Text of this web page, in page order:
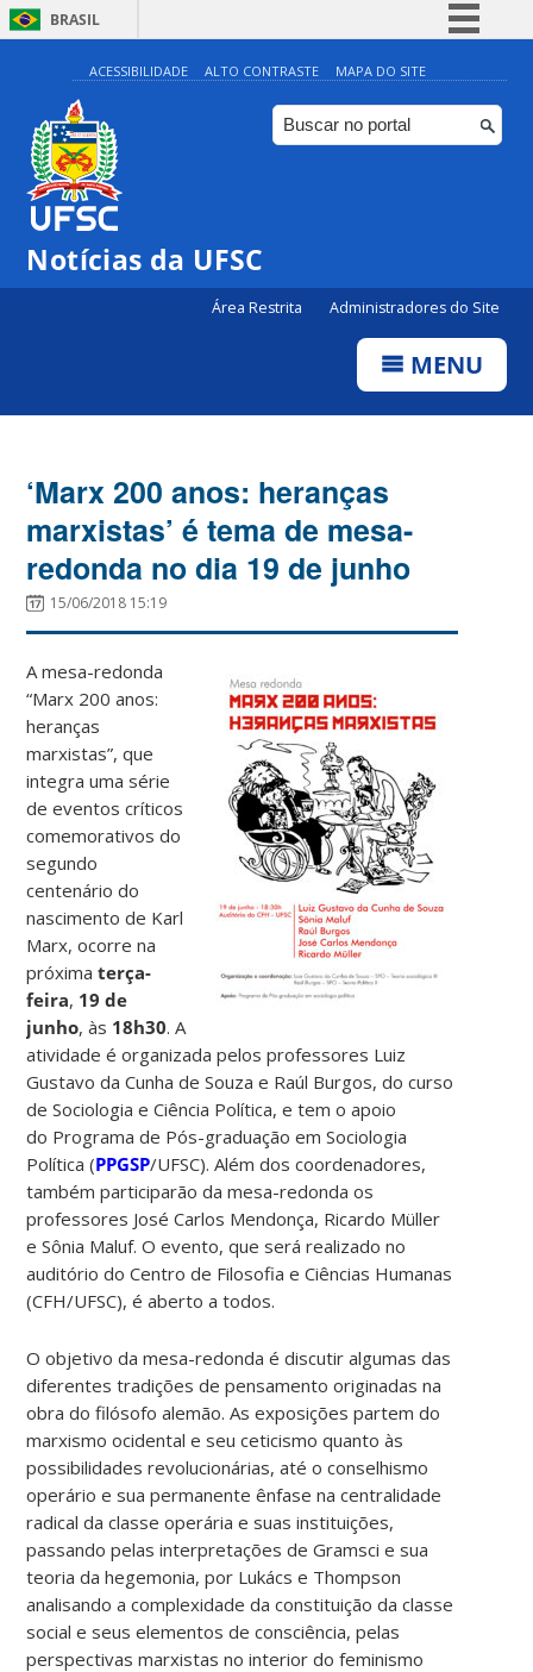
BRASIL
Simplifique!
Comunica BR
Participe
ACESSIBILIDADE ALTO CONTRASTE MAPA DO SITE
Notícias da UFSC
Área Restrita Administradores do Site
MENU
‘Marx 200 anos: heranças
marxistas’ é tema de mesa-
redonda no dia 19 de junho
15/06/2018 15:19
A mesa-redonda
“Marx 200 anos:
heranças
marxistas”, que
integra uma série
de eventos críticos
comemorativos do
segundo
centenário do
nascimento de Karl
Marx, ocorre na
próximaterça-
feira, 19 de
junho, às 18h30. A
atividade é organizada pelos professores Luiz
Gustavo da Cunha de Souza e Raúl Burgos, do curso
de Sociologia e Ciência Política, e tem o apoio
do Programa de Pós-graduação em Sociologia
Política (PPGSP/UFSC). Além dos coordenadores,
também participarão da mesa-redonda os
professores José Carlos Mendonça, Ricardo Müller
e Sônia Maluf. O evento, que será realizado no
auditório do Centro de Filosofia e Ciências Humanas
(CFH/UFSC), é aberto a todos.
O objetivo da mesa-redonda é discutir algumas das
diferentes tradições de pensamento originadas na
obra do filósofo alemão. As exposições partem do
marxismo ocidental e seu ceticismo quanto às
possibilidades revolucionárias, até o conselhismo
operário e sua permanente ênfase na centralidade
radical da classe operária e suas instituições,
passando pelas interpretações de Gramsci e sua
teoria da hegemonia, por Lukács e Thompson
analisando a complexidade da constituição da classe
social e seus elementos de consciência, pelas
perspectivas marxistas no interior do feminismo